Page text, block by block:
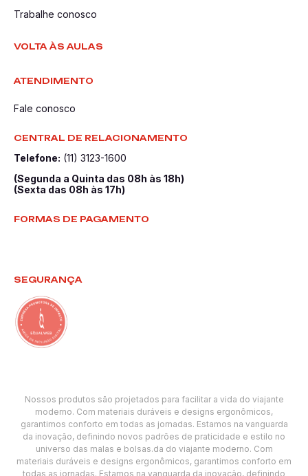
Trabalhe conosco
VOLTA ÀS AULAS
ATENDIMENTO
Fale conosco
CENTRAL DE RELACIONAMENTO
Telefone: (11) 3123-1600
(Segunda a Quinta das 08h às 18h)
(Sexta das 08h às 17h)
FORMAS DE PAGAMENTO
SEGURANÇA
Nossos produtos são projetados para facilitar a vida do viajante
moderno. Com materiais duráveis e designs ergonômicos,
garantimos conforto em todas as jornadas. Estamos na vanguarda
da inovação, definindo novos padrões de praticidade e estilo no
universo das malas e bolsas.da do viajante moderno. Com
materiais duráveis e designs ergonômicos, garantimos conforto em
todas as jornadas. Estamos na vanguarda da inovação, definindo